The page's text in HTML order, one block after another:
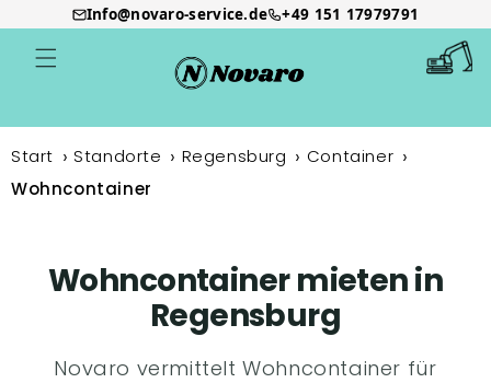
Direkt
zum
Inhalt
Info@novaro-service.de +49 151 17979791
Start Standorte Regensburg
Container
Wohncontainer
Wohncontainer mieten in
Regensburg
Novaro vermittelt Wohncontainer für